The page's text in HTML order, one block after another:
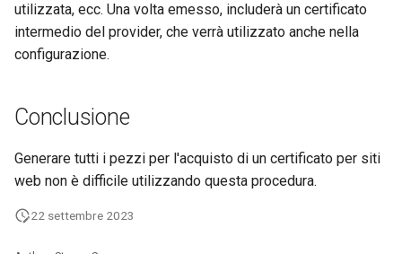
utilizzata, ecc. Una volta emesso, includerà un certificato
intermedio del provider, che verrà utilizzato anche nella
configurazione.
Conclusione
Generare tutti i pezzi per l'acquisto di un certificato per siti
web non è difficile utilizzando questa procedura.
22 settembre 2023